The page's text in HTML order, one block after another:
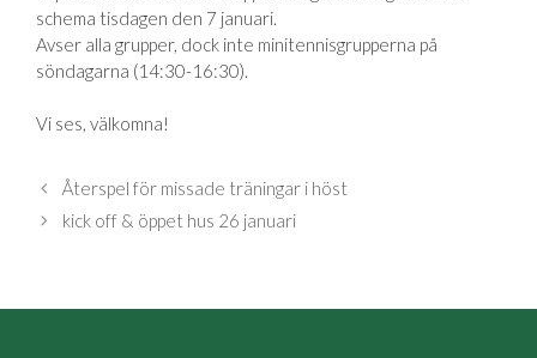
schema tisdagen den 7 januari.
Avser alla grupper, dock inte minitennisgrupperna på
söndagarna (14:30-16:30).
Vi ses, välkomna!
Återspel för missade träningar i höst
kick off & öppet hus 26 januari